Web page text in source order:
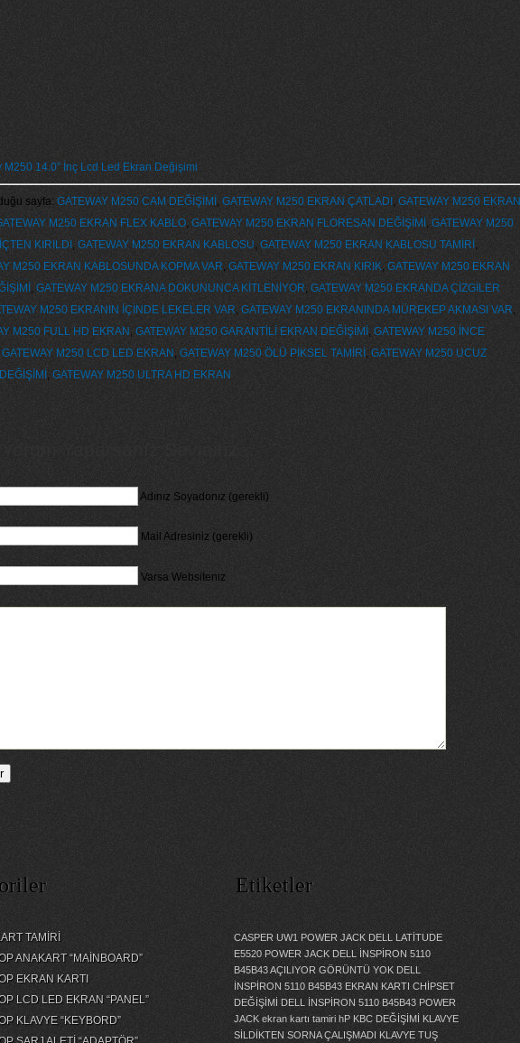
M250 14.0” İnç Lcd Led Ekran Değişimi
sayfa: GATEWAY M250 CAM DEĞİŞİMİ , GATEWAY M250 EKRAN ÇATLADI , GATEWAY M250 EKRAN
M250 EKRAN FLEX KABLO, GATEWAY M250 EKRAN FLORESAN DEĞİŞİMİ , GATEWAY M250
KIRILDI , GATEWAY M250 EKRAN KABLOSU, GATEWAY M250 EKRAN KABLOSU TAMİRİ ,
M250 EKRAN KABLOSUNDA KOPMA VAR, GATEWAY M250 EKRAN KIRIK, GATEWAY M250 EKRAN
, GATEWAY M250 EKRANA DOKUNUNCA KİTLENİYOR, GATEWAY M250 EKRANDA ÇİZGİLER
M250 EKRANIN İÇİNDE LEKELER VAR, GATEWAY M250 EKRANINDA MÜREKEP AKMASI VAR,
M250 FULL HD EKRAN , GATEWAY M250 GARANTİLİ EKRAN DEĞİŞİMİ , GATEWAY M250 İNCE
GATEWAY M250 LCD LED EKRAN , GATEWAY M250 ÖLÜ PİKSEL TAMİRİ , GATEWAY M250 UCUZ
, GATEWAY M250 ULTRA HD EKRAN
Adınız Soyadonız (gerekli)
Mail Adresiniz (gerekli)
Varsa Websiteniz
TAMİRİ
ANAKART “MAİNBOARD”
EKRAN KARTI
LCD LED EKRAN “PANEL”
KLAVYE “KEYBORD”
Etiketler
CASPER UW1 POWER JACK DELL LATİTUDE
E5520 POWER JACK DELL İNSPİRON 5110
B45B43 AÇILIYOR GÖRÜNTÜ YOK DELL
İNSPİRON 5110 B45B43 EKRAN KARTI CHİPSET
DEĞİŞİMİ
DELL İNSPİRON 5110 B45B43 POWER
JACK ekran kartı tamiri hP KBC DEĞİŞİMİ
KLAVYE
SİLDİKTEN SORNA ÇALIŞMADI
KLAVYE TUŞ